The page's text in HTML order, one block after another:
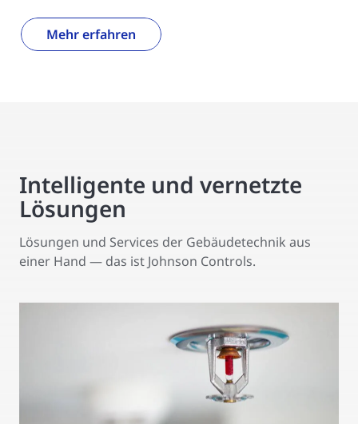
Mehr erfahren
Intelligente und vernetzte
Lösungen
Lösungen und Services der Gebäudetechnik aus
einer Hand — das ist Johnson Controls.